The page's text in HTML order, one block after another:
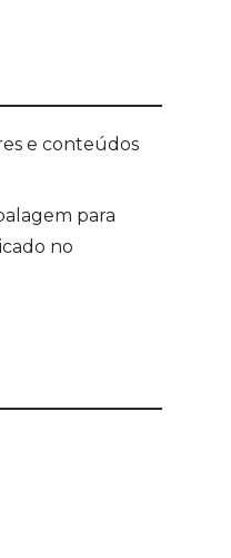
e conteúdos
para
no